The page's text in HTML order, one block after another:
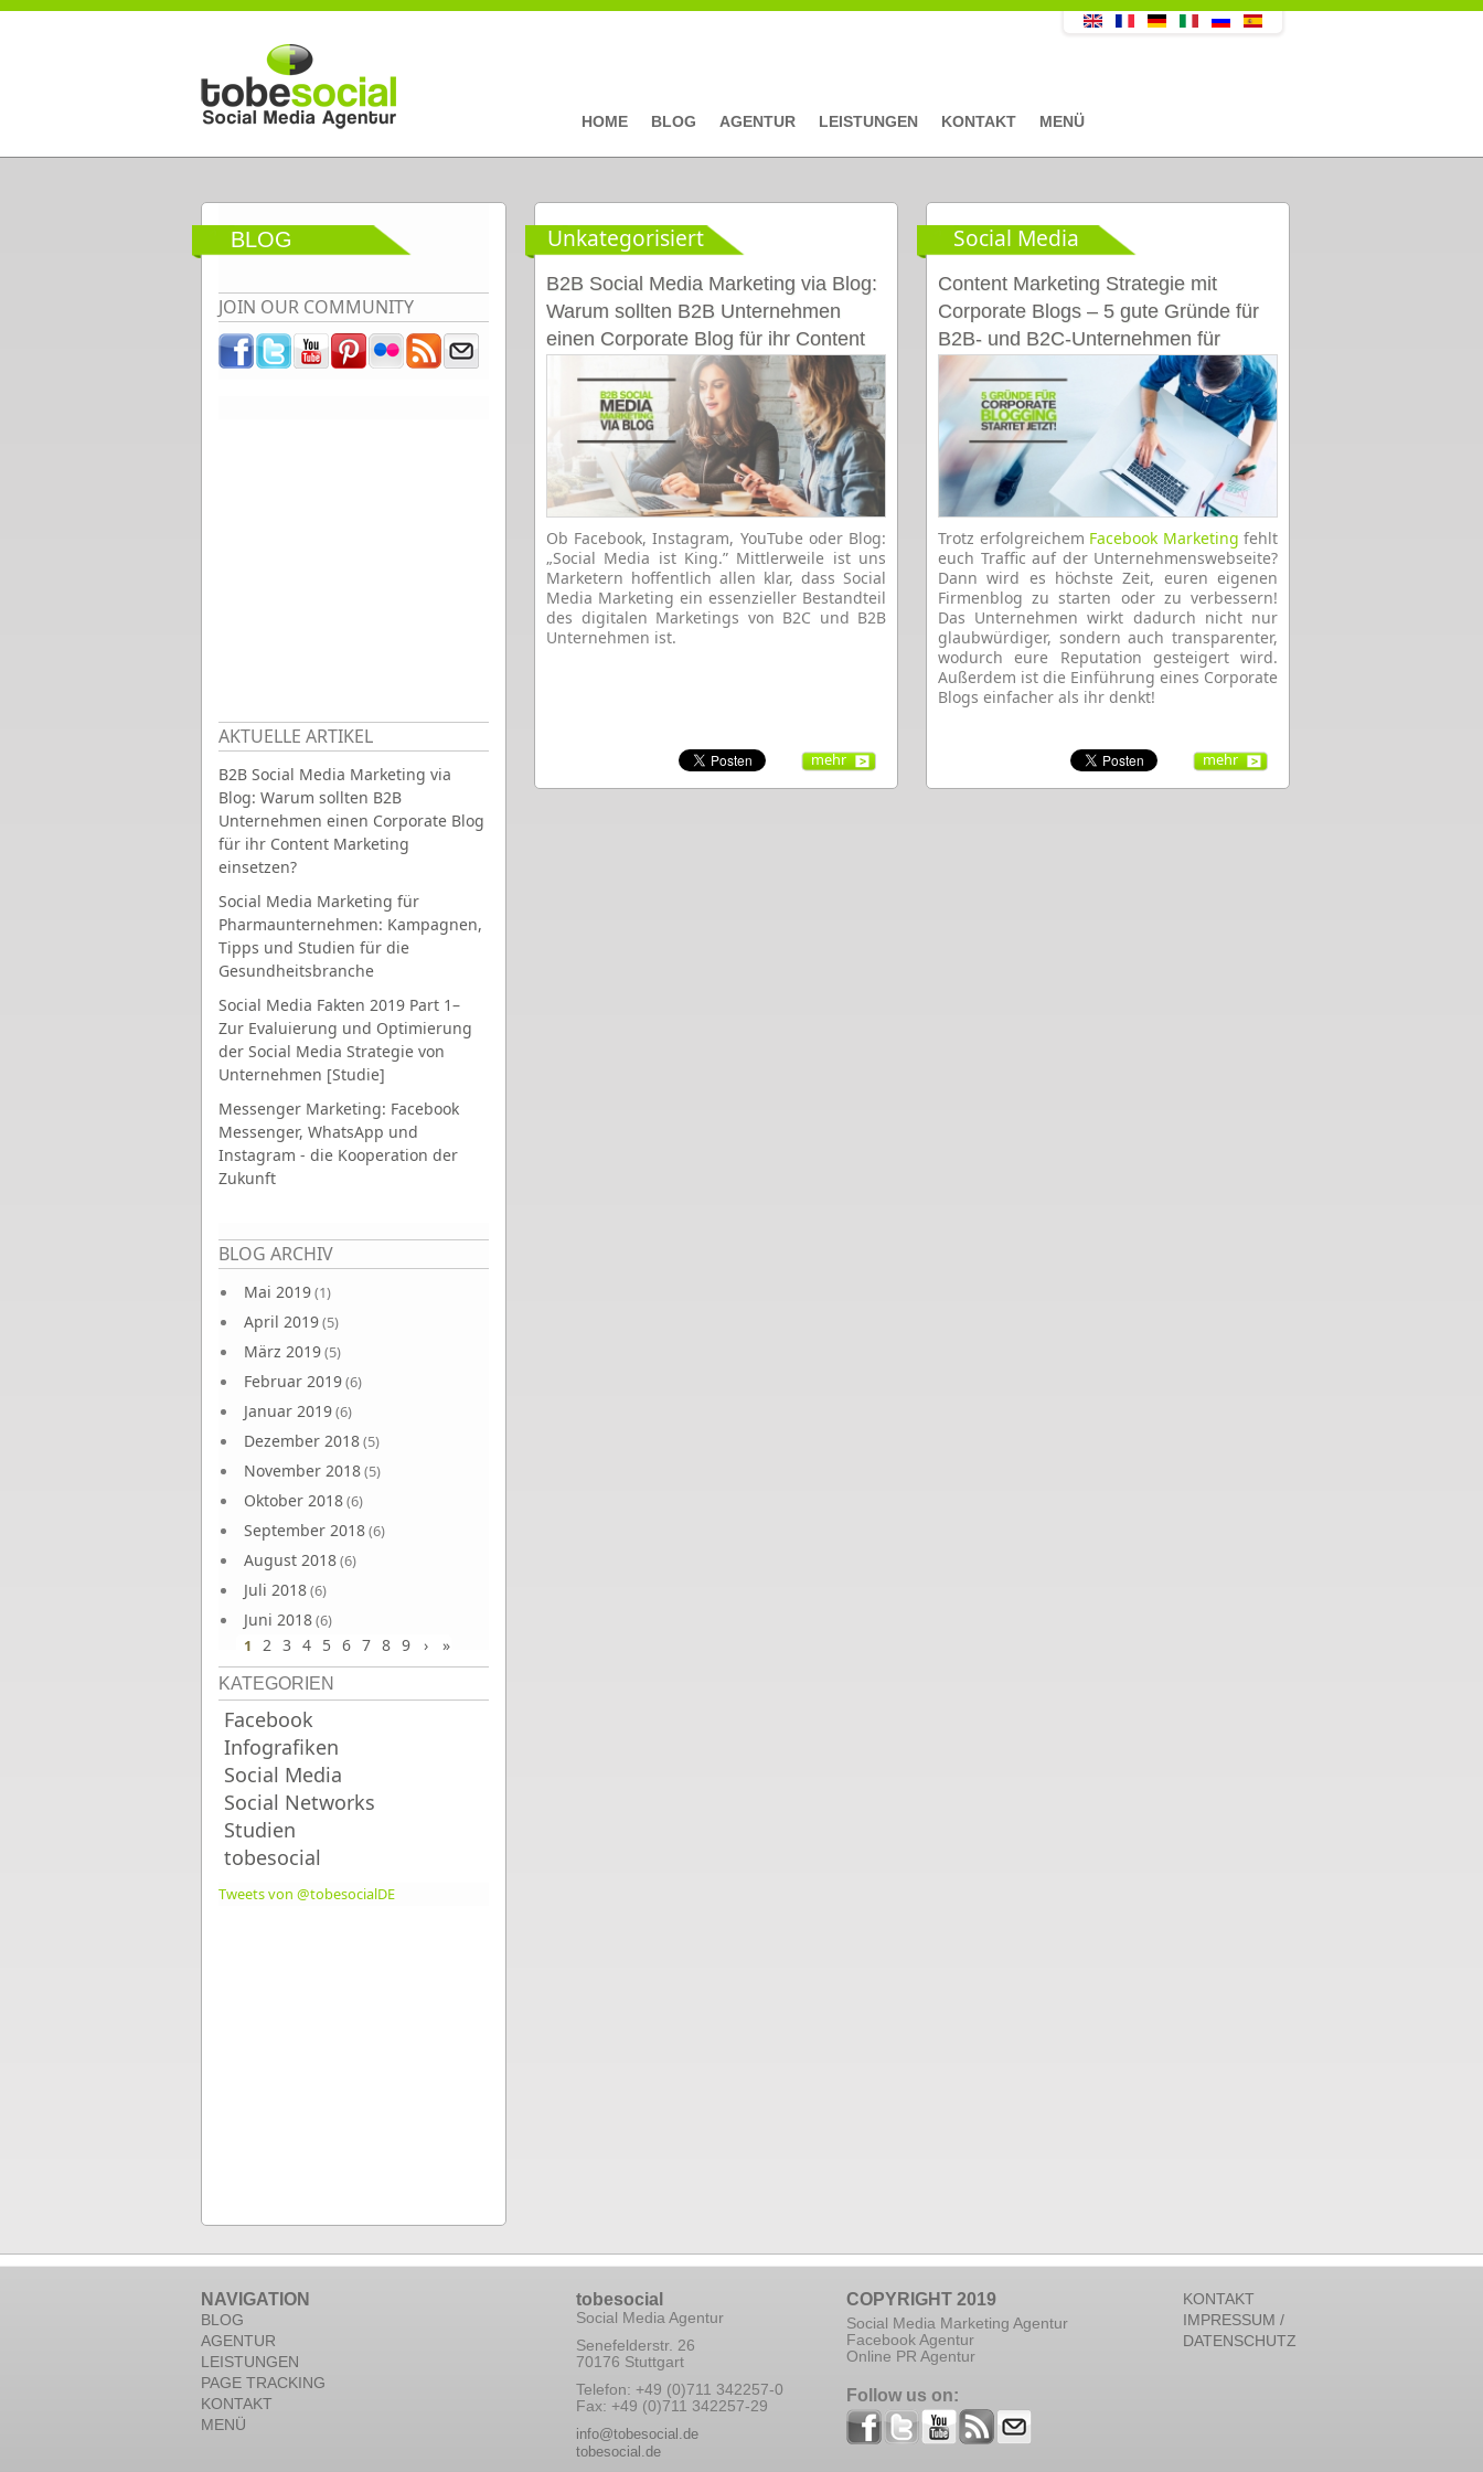
Direkt zum Inhalt
HOME BLOG AGENTUR LEISTUNGEN KONTAKT MENÜ
BLOG
JOIN OUR COMMUNITY
AKTUELLE ARTIKEL
B2B Social Media Marketing via
Blog: Warum sollten B2B
Unternehmen einen Corporate Blog
für ihr Content Marketing
einsetzen?
Social Media Marketing für
Pharmaunternehmen: Kampagnen,
Tipps und Studien für die
Gesundheitsbranche
Social Media Fakten 2019 Part 1–
Zur Evaluierung und Optimierung
der Social Media Strategie von
Unternehmen [Studie]
Messenger Marketing: Facebook
Messenger, WhatsApp und
Instagram - die Kooperation der
Zukunft
BLOG ARCHIV
Mai 2019(1)
April 2019(5)
März 2019(5)
Februar 2019(6)
Januar 2019(6)
Dezember 2018(5)
November 2018(5)
Oktober 2018(6)
September 2018(6)
August 2018(6)
Juli 2018(6)
Juni 2018(6)
Seiten
1 2 3 4 5 6 7 8 9 › »
KATEGORIEN
Facebook
Infografiken
Social Media
Social Networks
Studien
tobesocial
Tweets von @tobesocialDE
Unkategorisiert
B2B Social Media Marketing via Blog:
Warum sollten B2B Unternehmen
einen Corporate Blog für ihr Content
Marketing einsetzen?
Ob Facebook, Instagram, YouTube oder Blog:
„Social Media ist King.” Mittlerweile ist uns
Marketern hoffentlich allen klar, dass Social
Media Marketing ein essenzieller Bestandteil
des digitalen Marketings von B2C und B2B
Unternehmen ist.
mehr
Social Media
Content Marketing Strategie mit
Corporate Blogs – 5 gute Gründe für
B2B- und B2C-Unternehmen für
Corporate Blogs
Trotz erfolgreichem Facebook Marketing fehlt
euch Traffic auf der Unternehmenswebseite?
Dann wird es höchste Zeit, euren eigenen
Firmenblog zu starten oder zu verbessern!
Das Unternehmen wirkt dadurch nicht nur
glaubwürdiger, sondern auch transparenter,
wodurch eure Reputation gesteigert wird.
Außerdem ist die Einführung eines Corporate
Blogs einfacher als ihr denkt!
mehr
NAVIGATION
BLOG
AGENTUR
LEISTUNGEN
PAGE TRACKING
KONTAKT
MENÜ
tobesocial
Social Media Agentur
Senefelderstr. 26
70176 Stuttgart
Telefon: +49 (0)711 342257-0
Fax: +49 (0)711 342257-29
info@tobesocial.de
tobesocial.de
COPYRIGHT 2019
Social Media Marketing Agentur
Facebook Agentur
Online PR Agentur
Follow us on:
KONTAKT
IMPRESSUM /
DATENSCHUTZ